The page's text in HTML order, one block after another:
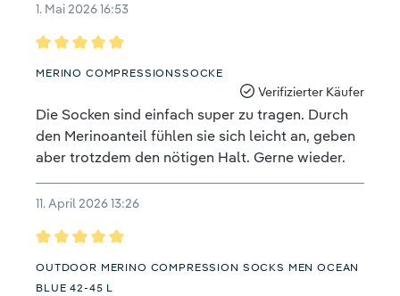
1. Mai 2026 16:53
Bewertung mit 5 von 5 Sternen
MERINO COMPRESSIONSSOCKE
Verifizierter Käufer
Die Socken sind einfach super zu tragen. Durch
den Merinoanteil fühlen sie sich leicht an, geben
aber trotzdem den nötigen Halt. Gerne wieder.
11. April 2026 13:26
Bewertung mit 5 von 5 Sternen
OUTDOOR MERINO COMPRESSION SOCKS MEN OCEAN
BLUE 42-45 L